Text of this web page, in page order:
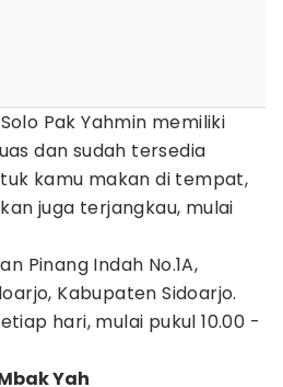
Pak Yahmin memiliki
dan sudah tersedia
kamu makan di tempat,
juga terjangkau, mulai
Pinang Indah No.1A,
Kabupaten Sidoarjo.
hari, mulai pukul 10.00 -
Yah